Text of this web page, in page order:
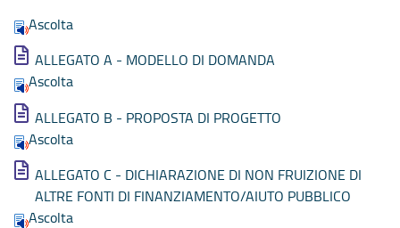
Ascolta
ALLEGATO A - MODELLO DI DOMANDA
Ascolta
ALLEGATO B - PROPOSTA DI PROGETTO
Ascolta
ALLEGATO C - DICHIARAZIONE DI NON FRUIZIONE DI
ALTRE FONTI DI FINANZIAMENTO/AIUTO PUBBLICO
Ascolta